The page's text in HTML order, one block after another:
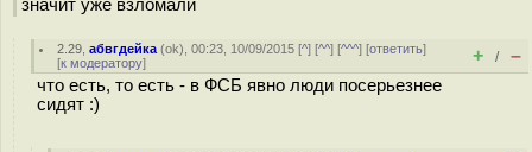
значит уже взломали
2.29 ,абвгдейка (ok), 00:23, 10/09/2015 [^] [^^] [^^^] [ответить]
[к модератору] + / –
что есть, то есть - в ФСБ явно люди посерьезнее
сидят :)